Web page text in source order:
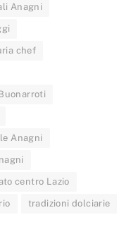
Anagni
chef
Anagni
centro Lazio
tradizioni dolciarie